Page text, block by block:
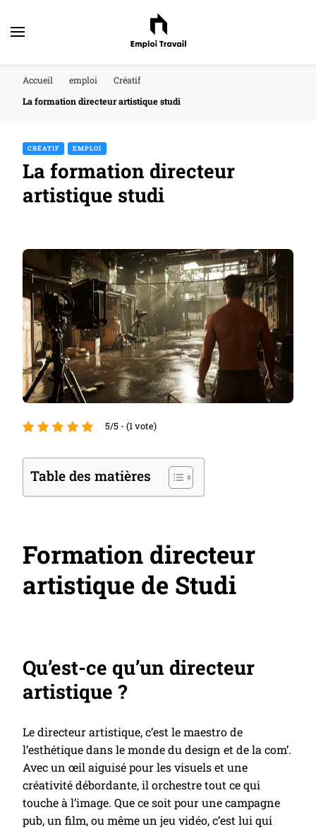
Accueil emploi
Créatif
La formation directeur artistique studi
CRÉATIF EMPLOI
La formation directeur
artistique studi
5/5 - (1 vote)
Table des matières
Formation directeur
artistique de Studi
Qu’est-ce qu’un directeur
artistique ?
Le directeur artistique, c’est le maestro de
l’esthétique dans le monde du design et de la com’.
Avec un œil aiguisé pour les visuels et une
créativité débordante, il orchestre tout ce qui
touche à l’image. Que ce soit pour une campagne
pub, un film, ou même un jeu vidéo, c’est lui qui